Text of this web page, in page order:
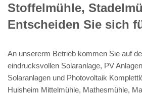
Stoffelmühle,
Entscheiden Sie sich
An unsererm Betrieb kommen Sie auf
eindrucksvollen Solaranlage, PV
Solaranlagen und Photovoltaik
Huisheim Mittelmühle, Mathesmühle,